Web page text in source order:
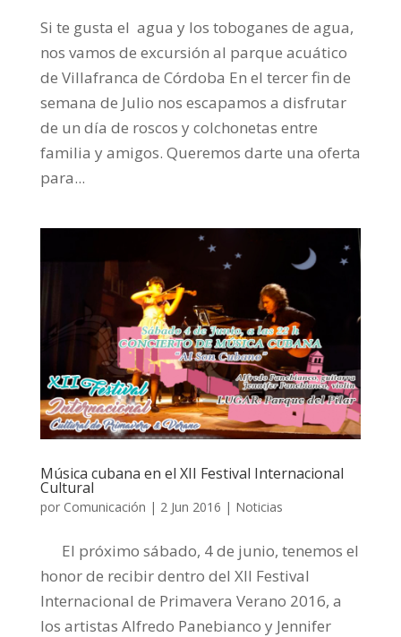
Si te gusta el agua y los toboganes de agua,
nos vamos de excursión al parque acuático
de Villafranca de Córdoba En el tercer fin de
semana de Julio nos escapamos a disfrutar
de un día de roscos y colchonetas entre
familia y amigos. Queremos darte una oferta
para...
Música cubana en el XII Festival Internacional
Cultural
por Comunicación | 2 Jun 2016 | Noticias
El próximo sábado, 4 de junio, tenemos el
honor de recibir dentro del XII Festival
Internacional de Primavera Verano 2016, a
los artistas Alfredo Panebianco y Jennifer